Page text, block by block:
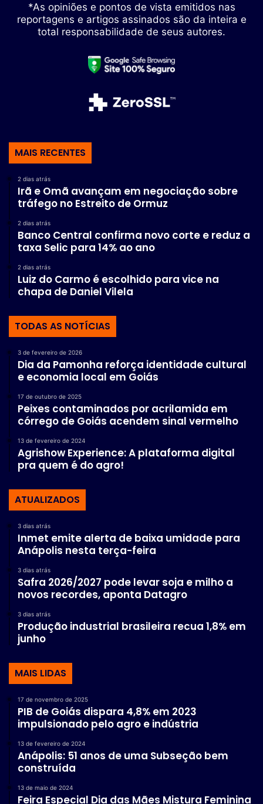
*As opiniões e pontos de vista emitidos nas
reportagens e artigos assinados são da inteira e
total responsabilidade de seus autores.
MAIS RECENTES
2 dias atrás
Irã e Omã avançam em negociação sobre
tráfego no Estreito de Ormuz
2 dias atrás
Banco Central confirma novo corte e reduz a
taxa Selic para 14% ao ano
2 dias atrás
Luiz do Carmo é escolhido para vice na
chapa de Daniel Vilela
TODAS AS NOTÍCIAS
3 de fevereiro de 2026
Dia da Pamonha reforça identidade cultural
e economia local em Goiás
17 de outubro de 2025
Peixes contaminados por acrilamida em
córrego de Goiás acendem sinal vermelho
13 de fevereiro de 2024
Agrishow Experience: A plataforma digital
pra quem é do agro!
ATUALIZADOS
3 dias atrás
Inmet emite alerta de baixa umidade para
Anápolis nesta terça-feira
3 dias atrás
Safra 2026/2027 pode levar soja e milho a
novos recordes, aponta Datagro
3 dias atrás
Produção industrial brasileira recua 1,8% em
junho
MAIS LIDAS
17 de novembro de 2025
PIB de Goiás dispara 4,8% em 2023
impulsionado pelo agro e indústria
13 de fevereiro de 2024
Anápolis: 51 anos de uma Subseção bem
construída
13 de maio de 2024
Feira Especial Dia das Mães Mistura Feminina